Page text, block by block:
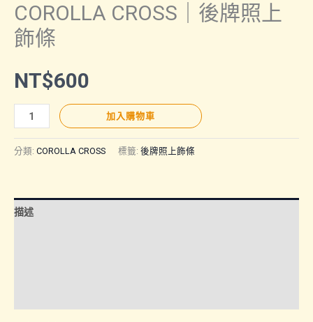
COROLLA CROSS｜後牌照上
飾條
NT$600
COROLLA
CROSS
｜
照
加入購物車
分類: COROLLA CROSS 標籤: 後牌照上飾條
描述